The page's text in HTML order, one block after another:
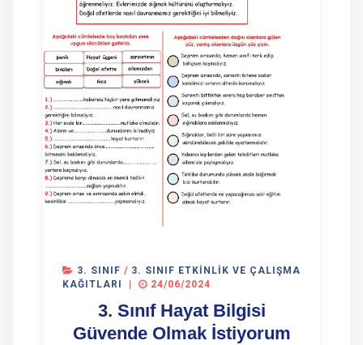
3. SINIF / 3. SINIF ETKINLIK VE ÇALIŞMA
KAĞITLARI
24/06/2024
3. Sınıf Hayat Bilgisi
Güvende Olmak İstiyorum